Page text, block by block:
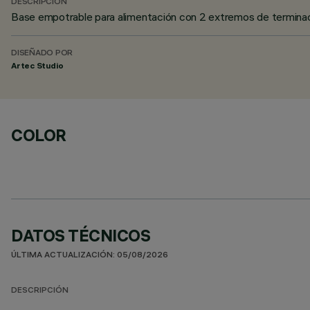
DESCRIPCIÓN
Base empotrable para alimentación con 2 extremos de
DISEÑADO POR
Artec Studio
COLOR
DATOS TÉCNICOS
ÚLTIMA ACTUALIZACIÓN: 05/08/2026
DESCRIPCIÓN